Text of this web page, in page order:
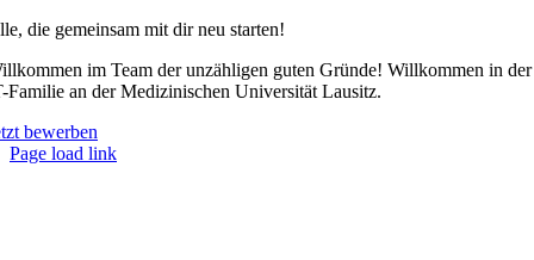
die gemeinsam mit dir neu starten!
im Team der unzähligen guten Gründe! Willkommen in der
Familie an der Medizinischen Universität Lausitz.
bewerben
Page load link